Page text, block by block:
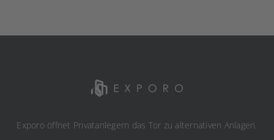
Exporo öffnet Privatanlegern das Tor zu alternativen Anlagen.